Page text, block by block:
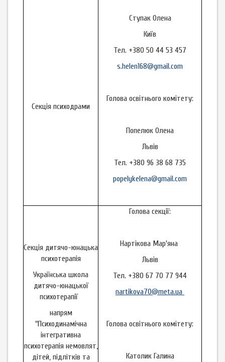
Секція психодрами
Ступак Олена
Київ
Тел. +380 50 44 53 457
s.helen168@gmail.com
Голова освітнього комітету:
Попелюк Олена
Львів
Тел. +380 96 38 68 735
popelykelena@gmail.com
Секція дитячо-юнацька
психотерапія
Українська школа
дитячо-юнацької
психотерапії
напрям
"Психодинамічна
інтегративна
психотерапія немовлят,
дітей, підлітків та
Голова секції:
Нартікова Мар'яна
Львів
Тел. +380 67 70 77 944
nartikova70@meta.ua
Голова освітнього комітету:
Католик Галина